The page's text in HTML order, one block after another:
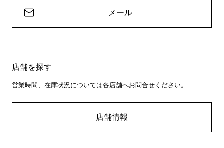
メール
店舗を探す
営業時間、在庫状況については各店舗へお問合せください。
店舗情報